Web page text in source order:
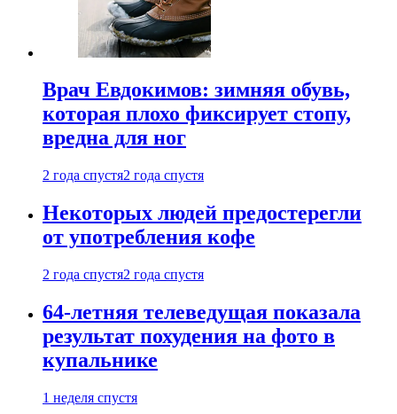
Врач Евдокимов: зимняя обувь,
которая плохо фиксирует стопу,
вредна для ног
2 года спустя2 года спустя
Некоторых людей предостерегли
от употребления кофе
2 года спустя2 года спустя
64-летняя телеведущая показала
результат похудения на фото в
купальнике
1 неделя спустя